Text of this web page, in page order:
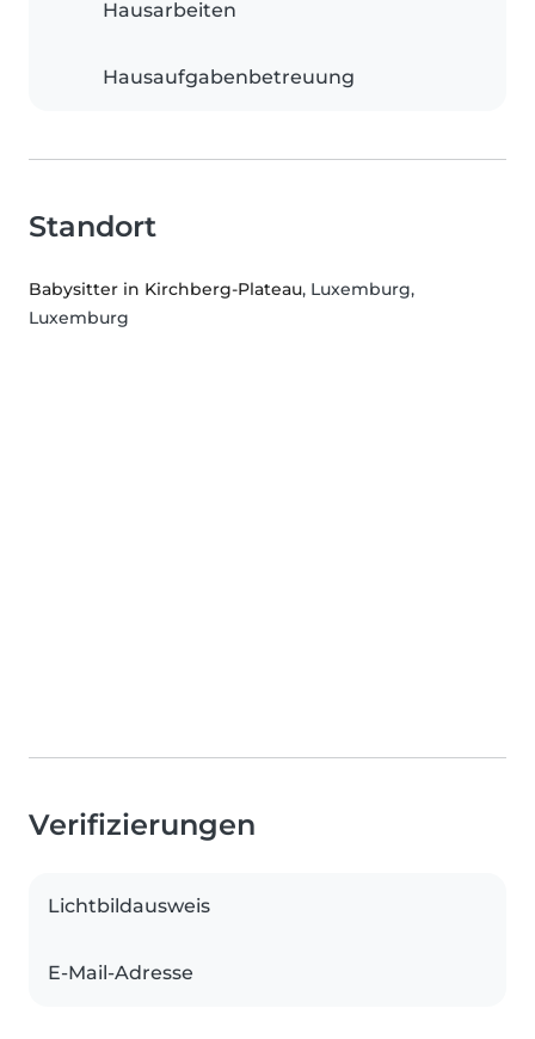
Hausarbeiten
Hausaufgabenbetreuung
Standort
Babysitter in Kirchberg-Plateau, Luxemburg,
Luxemburg
Verifizierungen
Lichtbildausweis
E-Mail-Adresse